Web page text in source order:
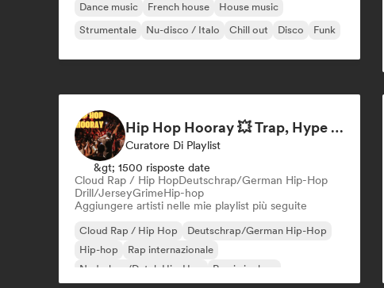
Dance music French house
House music
Strumentale
Nu-disco / Italo Chill out Disco Funk
Hip Hop Hooray 💥 Trap, Hype & Party Rap Bangers
Curatore Di Playlist
&gt; 1500 risposte date
Cloud Rap / Hip HopDeutschrap/German Hip-Hop
Drill/JerseyGrimeHip-hop
Aggiungere artisti nelle mie playlist più seguite
Cloud Rap / Hip Hop
Deutschrap/German Hip-Hop
Hip-hop
Rap internazionale
Nederhop/Dutch Hip-Hop
Rap in inglese